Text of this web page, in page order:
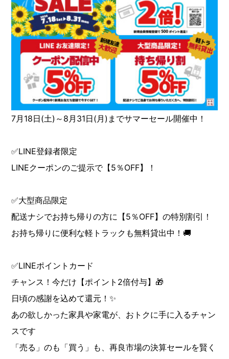
7月18日(土)～8月31日(月)までサマーセール開催中！
✅LINE登録者限定
LINEクーポンのご提示で【5％OFF】！
✅大型商品限定
配送ナシでお持ち帰りの方に【5％OFF】の特別割引！
お持ち帰りに便利な軽トラックも無料貸出中！🚚
✅LINEポイントカード
チャンス！今だけ【ポイント2倍付与】🎁
日頃の感謝を込めて還元！✨
あの欲しかった家具や家電が、おトクに手に入るチャン
スです
「売る」のも「買う」も、再良市場の決算セールを賢く